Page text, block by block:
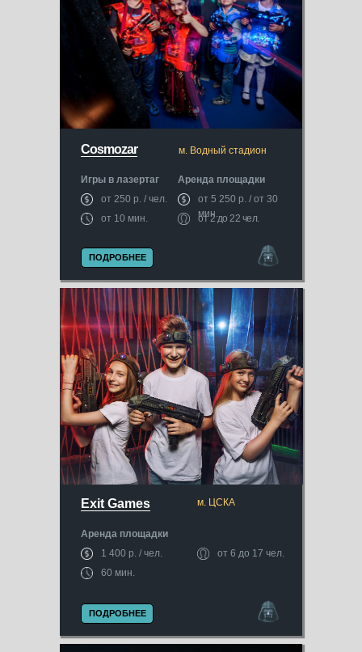
Cosmozar
Exit Games
м. Водный стадион
ПОДРОБНЕЕ
1 400 р. / чел.
от 10 мин.
от 250 р. / чел.
м. ЦСКА
ПОДРОБНЕЕ
от 2 до 22 чел.
от 6 до 17 чел.
60 мин.
Игры в лазертаг
Аренда площадки
от 5 250 р. / от 30
мин.
Аренда площадки